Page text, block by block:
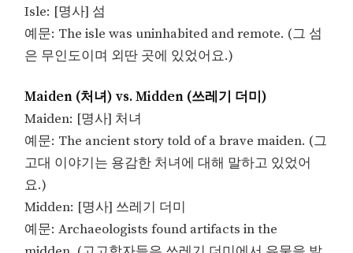
Isle: [명사] 섬
예문: The isle was uninhabited and remote. (그 섬
은 무인도이며 외딴 곳에 있었어요.)
Maiden (처녀) vs. Midden (쓰레기 더미)
Maiden: [명사] 처녀
예문: The ancient story told of a brave maiden. (그
고대 이야기는 용감한 처녀에 대해 말하고 있었어
요.)
Midden: [명사] 쓰레기 더미
예문: Archaeologists found artifacts in the